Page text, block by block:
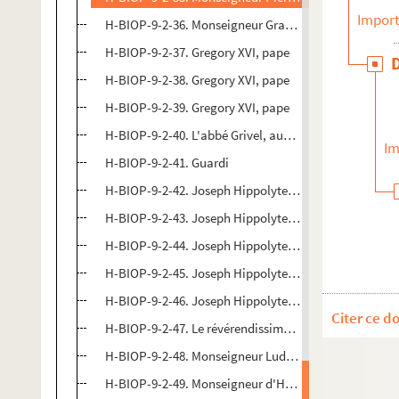
H-BIOP-9-2-36. Monseigneur Grandin
H-BIOP-9-2-37. Gregory XVI, pape
H-BIOP-9-2-38. Gregory XVI, pape
H-BIOP-9-2-39. Gregory XVI, pape
H-BIOP-9-2-40. L'abbé Grivel, aumonier de la
H-BIOP-9-2-41. Guardi
H-BIOP-9-2-42. Joseph Hippolyte, cardinal Guibert,
H-BIOP-9-2-43. Joseph Hippolyte, cardinal Guibert,
H-BIOP-9-2-44. Joseph Hippolyte, cardinal Guibert,
H-BIOP-9-2-45. Joseph Hippolyte, cardinal Guibert,
H-BIOP-9-2-46. Joseph Hippolyte, cardinal Guibert,
H-BIOP-9-2-47. Le révérendissime Guido de Cortone
H-BIOP-9-2-48. Monseigneur Ludwig Guyomard
H-BIOP-9-2-49. Monseigneur d'Herbomez
Citer ce